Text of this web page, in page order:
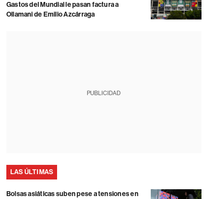
Gastos del Mundial le pasan factura a
Ollamani de Emilio Azcárraga
PUBLICIDAD
LAS ÚLTIMAS
Bolsas asiáticas suben pese a tensiones en